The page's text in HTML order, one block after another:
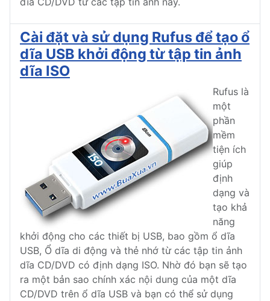
Cài đặt và sử dụng Rufus để tạo ổ
dĩa USB khởi động từ tập tin ảnh
dĩa ISO
Rufus là
một
phần
mềm
tiện ích
giúp
định
dạng và
tạo khả
năng
khởi động cho các thiết bị USB, bao gồm ổ dĩa
USB, Ổ dĩa di động và thẻ nhớ từ các tập tin ảnh
dĩa CD/DVD có định dạng ISO. Nhờ đó bạn sẽ tạo
ra một bản sao chính xác nội dung của một dĩa
CD/DVD trên ổ dĩa USB và bạn có thể sử dụng